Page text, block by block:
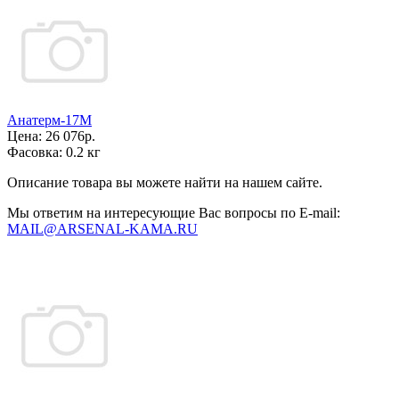
Анатерм-17М
Цена: 26 076р.
Фасовка: 0.2 кг
Описание товара вы можете найти на нашем сайте.
Мы ответим на интересующие Вас вопросы по E-mail:
MAIL@ARSENAL-KAMA.RU